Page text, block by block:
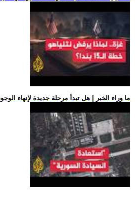
.. ما وراء الخبر | هل تبدأ مرحلة جديدة لإنهاء